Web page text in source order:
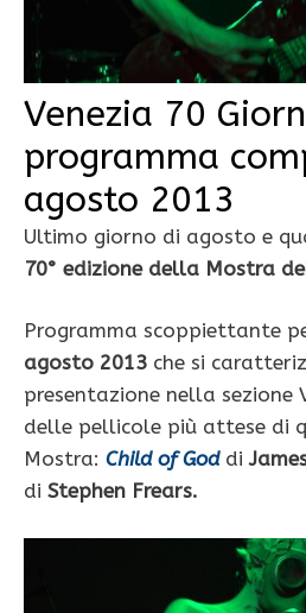
Venezia 70
programma
agosto 2013
Ultimo giorno di agosto e
70° edizione della Mostra
Programma scoppiettante
agosto 2013 che si
presentazione nella sezione
delle pellicole più attese di
Mostra: Child of Goddi
di Stephen Frears.